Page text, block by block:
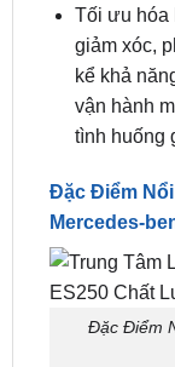
kể khả
vận hành
tình huống
Đặc Điểm
Đặc Điểm